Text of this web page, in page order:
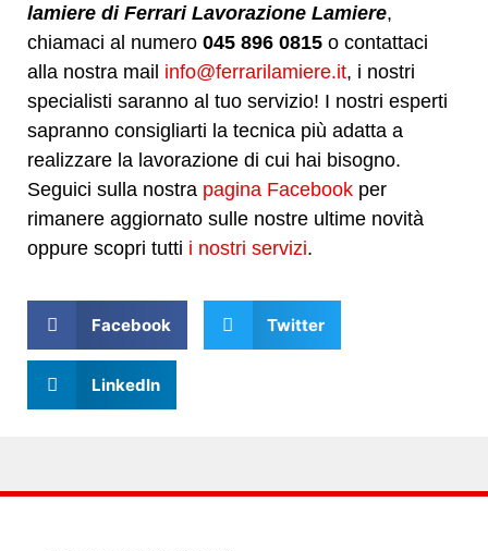
lamiere di Ferrari Lavorazione Lamiere,
chiamaci al numero 045 896 0815 o contattaci
alla nostra mail info@ferrarilamiere.it, i nostri
specialisti saranno al tuo servizio! I nostri esperti
sapranno consigliarti la tecnica più adatta a
realizzare la lavorazione di cui hai bisogno.
Seguici sulla nostra pagina Facebook per
rimanere aggiornato sulle nostre ultime novità
oppure scopri tutti i nostri servizi.
Facebook Twitter
LinkedIn